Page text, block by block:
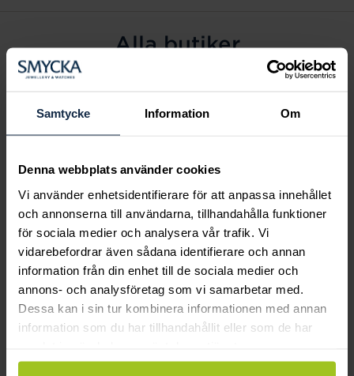
Samtycke Information Om
Denna webbplats använder cookies
Vi använder enhetsidentifierare för att anpassa innehållet
och annonserna till användarna, tillhandahålla funktioner
för sociala medier och analysera vår trafik. Vi
vidarebefordrar även sådana identifierare och annan
information från din enhet till de sociala medier och
annons- och analysföretag som vi samarbetar med.
Dessa kan i sin tur kombinera informationen med annan
information som du har tillhandahållit eller som de har
Alla butiker
Alingsås
Arvidsjaur
Eksjö
Fagersta
Farsta
Gävle
Halmstad
Halmstad Hallarna
Haninge
Helsingborg